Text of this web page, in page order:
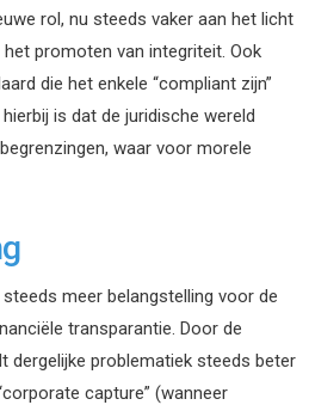
rol, nu steeds vaker aan het licht
promoten van integriteit. Ook
die het enkele “compliant zijn”
is dat de juridische wereld
waar voor morele
meer belangstelling voor de
transparantie. Door de
dergelijke problematiek steeds beter
capture” (wanneer